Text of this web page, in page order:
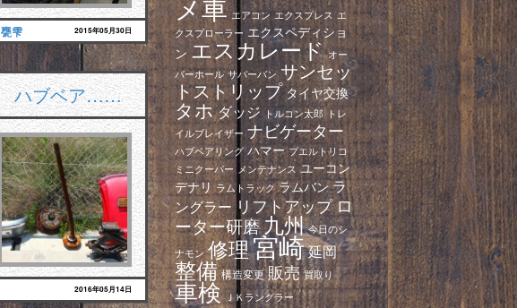
甕雫 2015年05月30日
ハブベア……
2016年05月14日
メ車 エアコン エクスプレス エ
クスプローラー エクスペディショ
ン エスカレード オー
バーホール サバーバン サンセッ
トストリップ タイヤ交換
タホダッジ トルコン太郎 トレ
イルブレイザー ナビゲーター
ハブベアリング ハマー プエルトリコ
ミニクーパー メンテナンス ユーコン
デナリ ラムトラック ラムバン ラ
ングラー リフトアップロ
ーター研磨九州 今日のシ
ナモン 修理宮崎延岡
整備 構造変更 販売 買取り
車検 ＪＫラングラー